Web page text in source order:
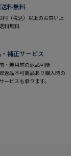
料無料
円（税込）以上のお買い上
料無料
補正サービス
・着用前の返品可能
返品不可商品あり購入時の
ービスも承ります。